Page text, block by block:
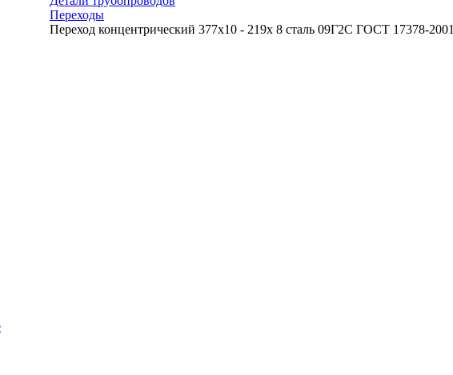
Переходы
Переход концентрический 377х10 - 219х 8 сталь 09Г2С ГОСТ 17378-2001